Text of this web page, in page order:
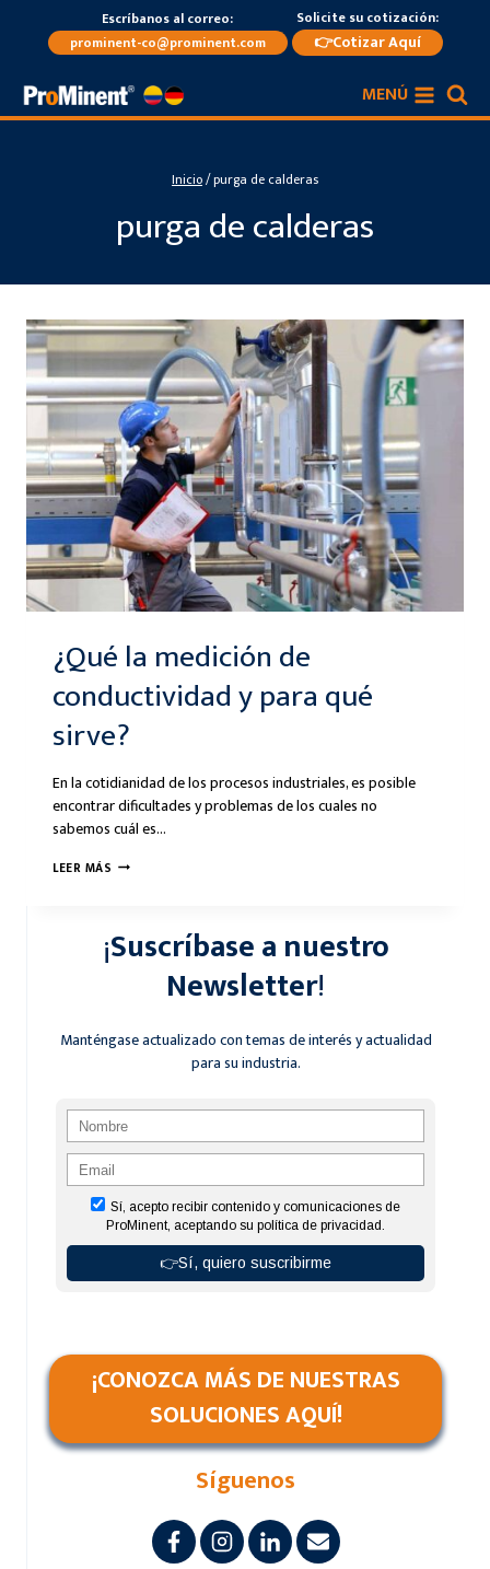
contenido
Escríbanos al correo:
prominent-co@prominent.com
Solicite su cotización:
👉Cotizar Aquí
MENÚ
Inicio/purga de calderas
purga de calderas
¿Qué la medición de
conductividad y para qué
sirve?
En la cotidianidad de los procesos industriales, es posible
encontrar dificultades y problemas de los cuales no
sabemos cuál es…
LEER MÁS ¿QUÉ
DE
CONDUCTIVIDAD
SIRVE?
¡Suscríbase a nuestro
Newsletter!
Manténgase actualizado con temas de interés y actualidad
para su industria.
¡CONOZCA MÁS DE NUESTRAS
SOLUCIONES AQUÍ!
Síguenos